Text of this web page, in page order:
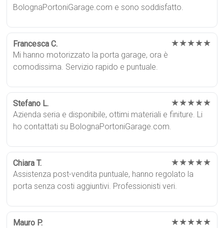
BolognaPortoniGarage.com e sono soddisfatto.
Francesca C. ★★★★★
Mi hanno motorizzato la porta garage, ora è
comodissima. Servizio rapido e puntuale.
Stefano L. ★★★★★
Azienda seria e disponibile, ottimi materiali e finiture. Li
ho contattati su BolognaPortoniGarage.com.
Chiara T. ★★★★★
Assistenza post-vendita puntuale, hanno regolato la
porta senza costi aggiuntivi. Professionisti veri.
Mauro P. ★★★★★